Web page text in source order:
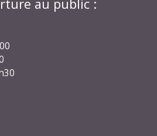
au public :